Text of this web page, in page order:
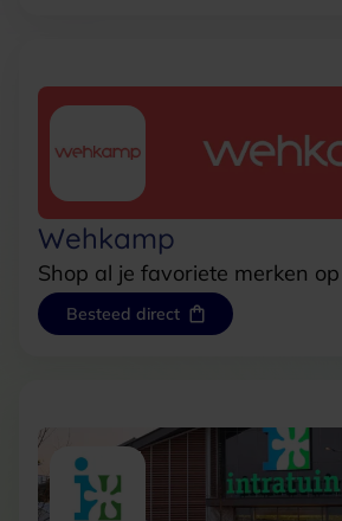
Wehkamp
Shop al je favoriete merken op
Besteed direct